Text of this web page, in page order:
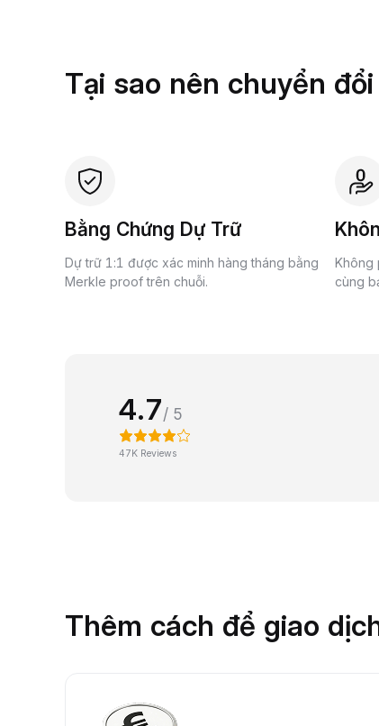
Tại sao nên chuyển
Bằng Chứng Dự Trữ
Dự trữ 1:1 được xác minh hàng tháng bằng
Merkle proof trên chuỗi.
Không
cùng
4.7/ 5
47K Reviews
Thêm cách để giao